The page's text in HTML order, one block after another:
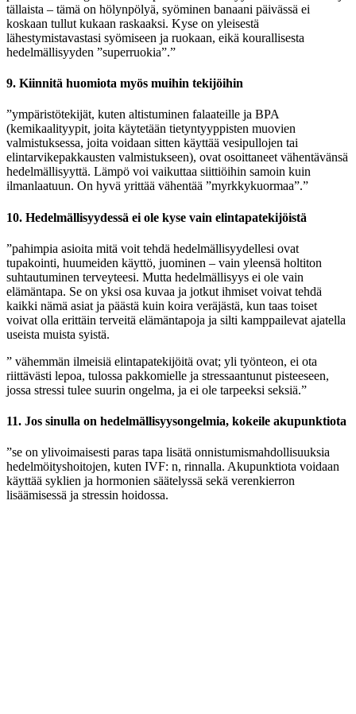
tällaista – tämä on hölynpölyä, syöminen banaani päivässä ei
koskaan tullut kukaan raskaaksi. Kyse on yleisestä
lähestymistavastasi syömiseen ja ruokaan, eikä kourallisesta
hedelmällisyyden ”superruokia”.”
9. Kiinnitä huomiota myös muihin tekijöihin
”ympäristötekijät, kuten altistuminen falaateille ja BPA
(kemikaalityypit, joita käytetään tietyntyyppisten muovien
valmistuksessa, joita voidaan sitten käyttää vesipullojen tai
elintarvikepakkausten valmistukseen), ovat osoittaneet vähentävänsä
hedelmällisyyttä. Lämpö voi vaikuttaa siittiöihin samoin kuin
ilmanlaatuun. On hyvä yrittää vähentää ”myrkkykuormaa”.”
10. Hedelmällisyydessä ei ole kyse vain elintapatekijöistä
”pahimpia asioita mitä voit tehdä hedelmällisyydellesi ovat
tupakointi, huumeiden käyttö, juominen – vain yleensä holtiton
suhtautuminen terveyteesi. Mutta hedelmällisyys ei ole vain
elämäntapa. Se on yksi osa kuvaa ja jotkut ihmiset voivat tehdä
kaikki nämä asiat ja päästä kuin koira veräjästä, kun taas toiset
voivat olla erittäin terveitä elämäntapoja ja silti kamppailevat ajatella
useista muista syistä.
” vähemmän ilmeisiä elintapatekijöitä ovat; yli työnteon, ei ota
riittävästi lepoa, tulossa pakkomielle ja stressaantunut pisteeseen,
jossa stressi tulee suurin ongelma, ja ei ole tarpeeksi seksiä.”
11. Jos sinulla on hedelmällisyysongelmia, kokeile akupunktiota
”se on ylivoimaisesti paras tapa lisätä onnistumismahdollisuuksia
hedelmöityshoitojen, kuten IVF: n, rinnalla. Akupunktiota voidaan
käyttää syklien ja hormonien säätelyssä sekä verenkierron
lisäämisessä ja stressin hoidossa.